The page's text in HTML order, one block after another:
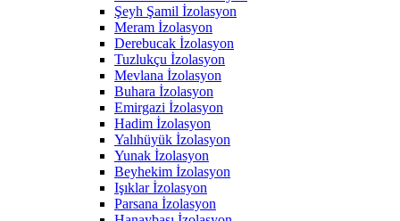
Şeyh Şamil İzolasyon
Meram İzolasyon
Derebucak İzolasyon
Tuzlukçu İzolasyon
Mevlana İzolasyon
Buhara İzolasyon
Emirgazi İzolasyon
Hadim İzolasyon
Yalıhüyük İzolasyon
Yunak İzolasyon
Beyhekim İzolasyon
Işıklar İzolasyon
Parsana İzolasyon